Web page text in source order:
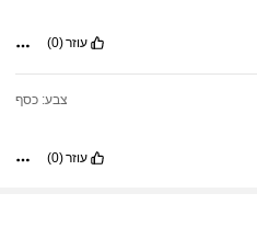
עוזר(0)
צבע: כסף
עוזר(0)